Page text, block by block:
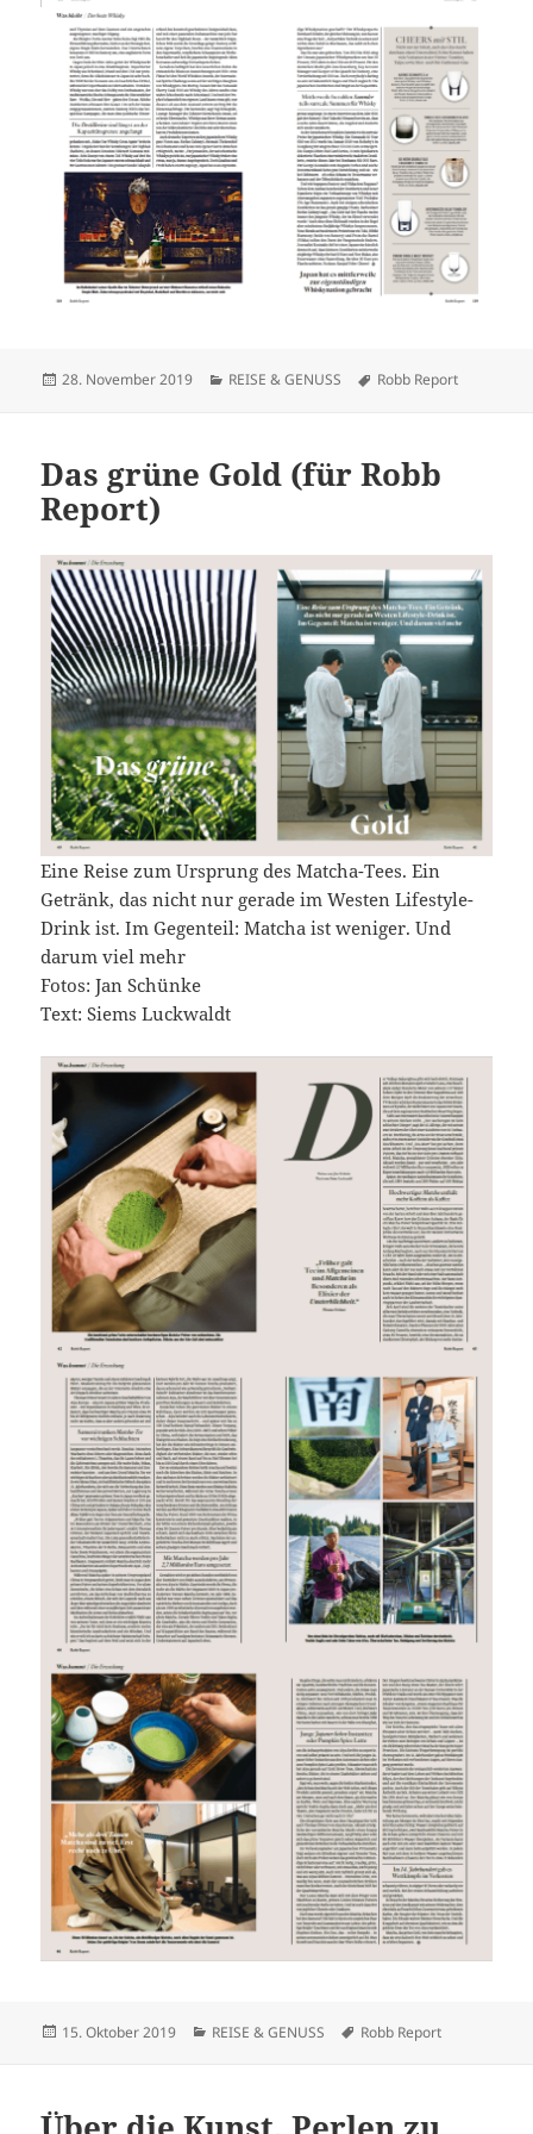
Veröffentlicht
28. November 2019 Kategorien
REISE & GENUSS Schlagwörter
Robb Report
Das grüne Gold (für Robb
Report)
Eine Reise zum Ursprung des Matcha-Tees. Ein
Getränk, das nicht nur gerade im Westen Lifestyle-
Drink ist. Im Gegenteil: Matcha ist weniger. Und
darum viel mehr
Fotos: Jan Schünke
Text: Siems Luckwaldt
Veröffentlicht
15. Oktober 2019 Kategorien
REISE & GENUSS Schlagwörter
Robb Report